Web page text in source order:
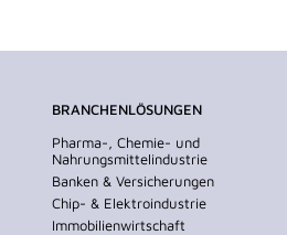
BRANCHENLÖSUNGEN
Pharma-, Chemie- und
Nahrungsmittelindustrie
Banken & Versicherungen
Chip- & Elektroindustrie
Immobilienwirtschaft